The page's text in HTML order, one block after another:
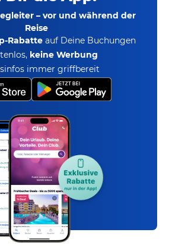
– vor und während der
Reise
Rabatte auf Deine Buchungen
keine Werbung
immer griffbereit